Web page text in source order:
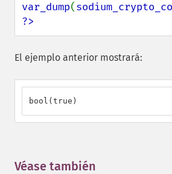
var_dump(
?>
El ejemplo anterior mostrará:
bool(true)
Véase también